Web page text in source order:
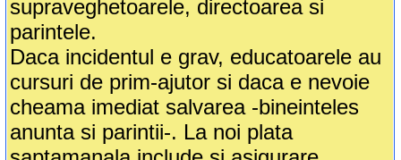
supraveghetoarele, directoarea si
parintele.
Daca incidentul e grav, educatoarele au
cursuri de prim-ajutor si daca e nevoie
cheama imediat salvarea -bineinteles
anunta si parintii-. La noi plata